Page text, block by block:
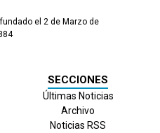
el 2 de Marzo de
SECCIONES
Últimas Noticias
Archivo
Noticias RSS